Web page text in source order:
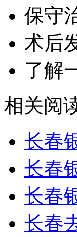
保守
术后
了解
相关阅
长春
长春
长春
长春